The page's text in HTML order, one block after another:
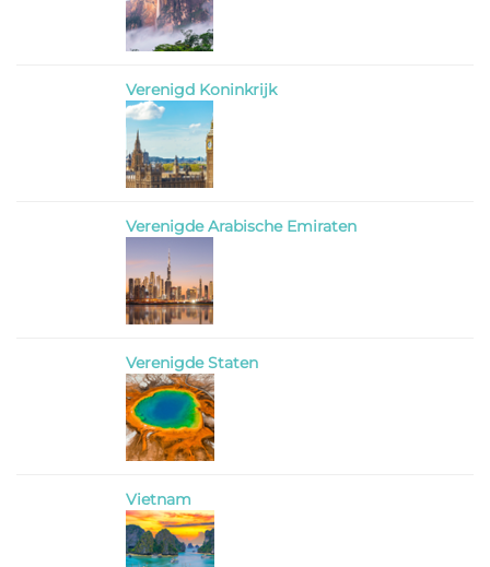
Verenigd Koninkrijk
Verenigde Arabische Emiraten
Verenigde Staten
Vietnam